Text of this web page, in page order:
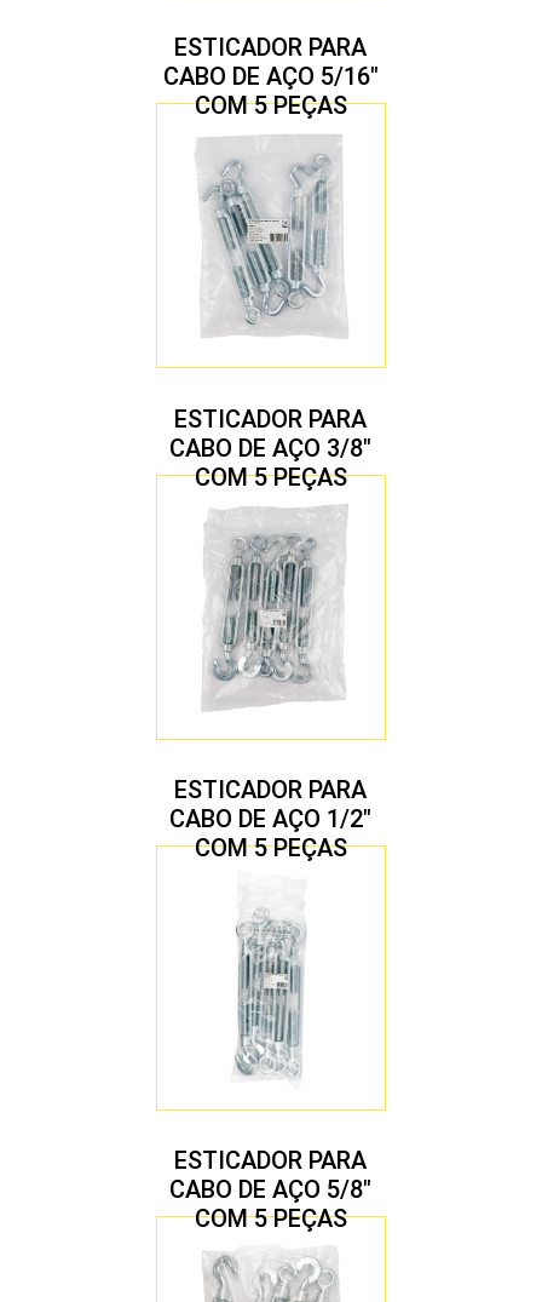
ESTICADOR PARA
CABO DE AÇO 5/16″
COM 5 PEÇAS
ESTICADOR PARA
CABO DE AÇO 3/8″
COM 5 PEÇAS
ESTICADOR PARA
CABO DE AÇO 1/2″
COM 5 PEÇAS
ESTICADOR PARA
CABO DE AÇO 5/8″
COM 5 PEÇAS